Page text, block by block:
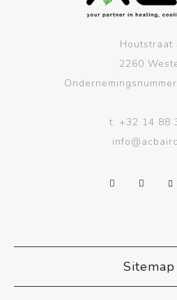
Houtstraat
2260
t. +32 14 88
Sitemap